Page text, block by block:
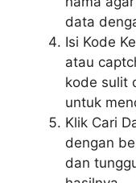
data
Isi Kode
atau
kode sulit
untuk
Klik Cari
dengan
dan